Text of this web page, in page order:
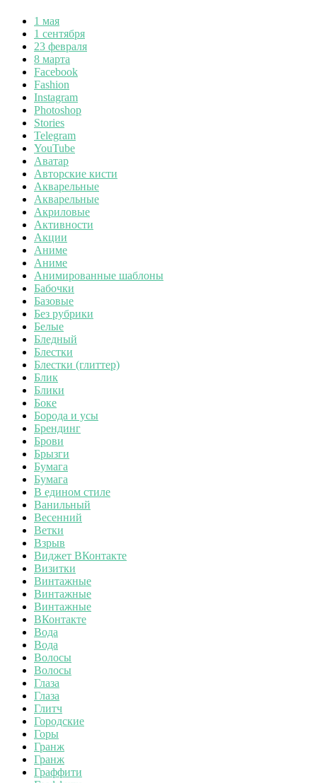
1 мая
1 сентября
23 февраля
8 марта
Facebook
Fashion
Instagram
Photoshop
Stories
Telegram
YouTube
Аватар
Авторские кисти
Акварельные
Акварельные
Акриловые
Активности
Акции
Аниме
Аниме
Анимированные шаблоны
Бабочки
Базовые
Без рубрики
Белые
Бледный
Блестки
Блестки (глиттер)
Блик
Блики
Боке
Борода и усы
Брендинг
Брови
Брызги
Бумага
Бумага
В едином стиле
Ванильный
Весенний
Ветки
Взрыв
Виджет ВКонтакте
Визитки
Винтажные
Винтажные
Винтажные
ВКонтакте
Вода
Вода
Волосы
Волосы
Глаза
Глаза
Глитч
Городские
Горы
Гранж
Гранж
Граффити